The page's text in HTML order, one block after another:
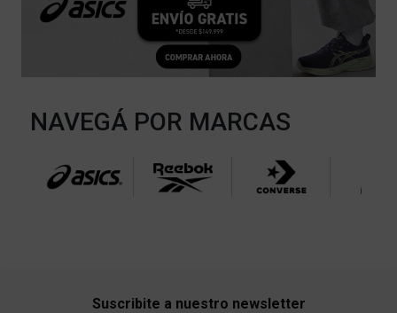
NAVEGÁ POR MARCAS
Suscribite a nuestro newsletter